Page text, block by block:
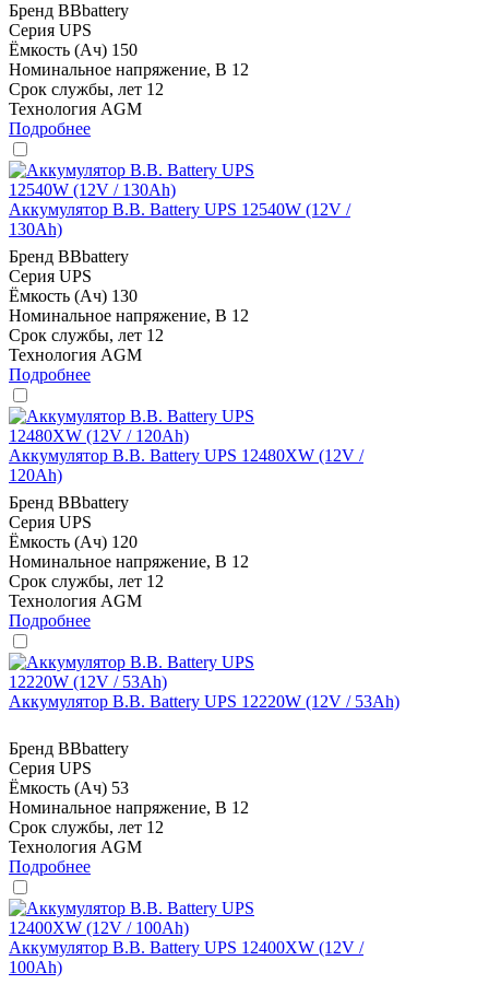
Бренд BBbattery
Серия UPS
Ёмкость (Ач) 150
Номинальное напряжение, В 12
Срок службы, лет 12
Технология AGM
Подробнее
Аккумулятор B.B. Battery UPS 12540W (12V /
130Ah)
Бренд BBbattery
Серия UPS
Ёмкость (Ач) 130
Номинальное напряжение, В 12
Срок службы, лет 12
Технология AGM
Подробнее
Аккумулятор B.B. Battery UPS 12480XW (12V /
120Ah)
Бренд BBbattery
Серия UPS
Ёмкость (Ач) 120
Номинальное напряжение, В 12
Срок службы, лет 12
Технология AGM
Подробнее
Аккумулятор B.B. Battery UPS 12220W (12V / 53Ah)
Бренд BBbattery
Серия UPS
Ёмкость (Ач) 53
Номинальное напряжение, В 12
Срок службы, лет 12
Технология AGM
Подробнее
Аккумулятор B.B. Battery UPS 12400XW (12V /
100Ah)